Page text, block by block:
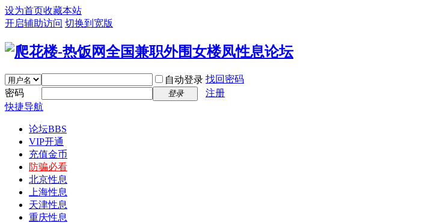
设为首页收藏本站
开启辅助访问 切换到宽版
自动登录 找回密码
密码
登录
注册
快捷导航
论坛BBS
VIP开通
充值金币
防骗必看
北京性息
上海性息
天津性息
重庆性息